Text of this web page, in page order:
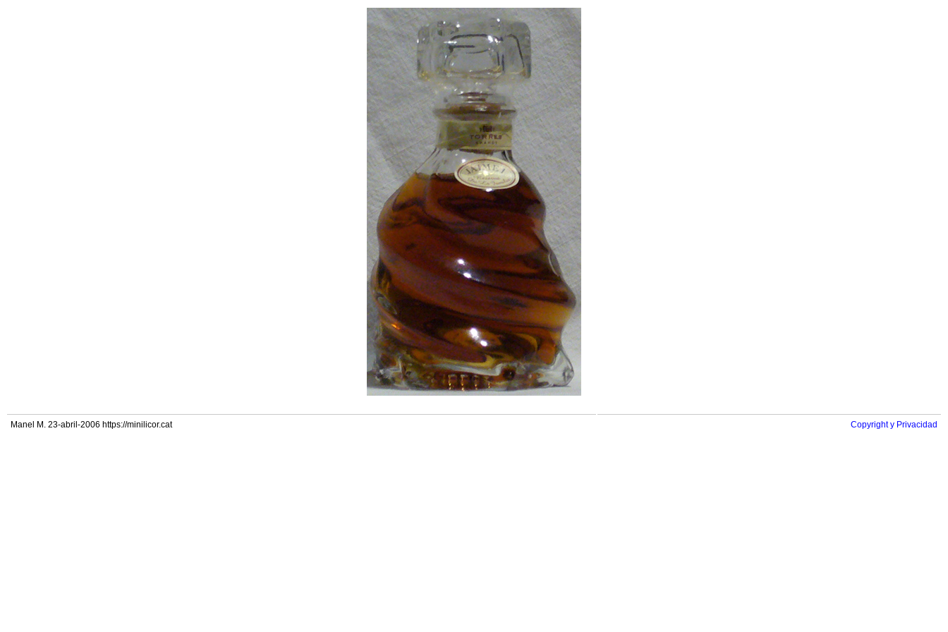
Manel M. 23-abril-2006 https://minilicor.cat Copyright y Privacidad